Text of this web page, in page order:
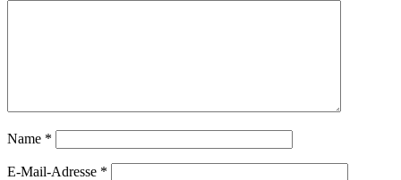
Name *
E-Mail-Adresse *